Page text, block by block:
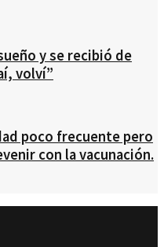
y se recibió de
volví”
poco frecuente pero
con la vacunación.